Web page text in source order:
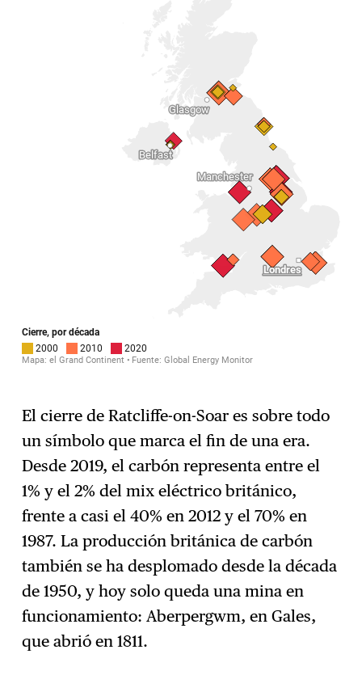
El cierre de Ratcliffe-on-Soar es sobre todo
un símbolo que marca el fin de una era.
Desde 2019, el carbón representa entre el
1% y el 2% del mix eléctrico británico,
frente a casi el 40% en 2012 y el 70% en
1987. La producción británica de carbón
también se ha desplomado desde la década
de 1950, y hoy solo queda una mina en
funcionamiento: Aberpergwm, en Gales,
que abrió en 1811.